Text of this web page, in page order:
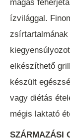
magas
ízvilággal.
elkészíthető
készült
vagy diétás
mégis laktató
SZÁRMAZÁSI